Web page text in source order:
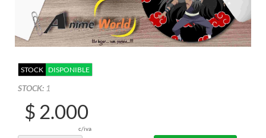
STOCK DISPONIBLE
STOCK: 1
$ 2.000
c/iva